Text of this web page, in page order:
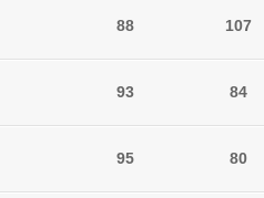
88 107
93 84
95 80